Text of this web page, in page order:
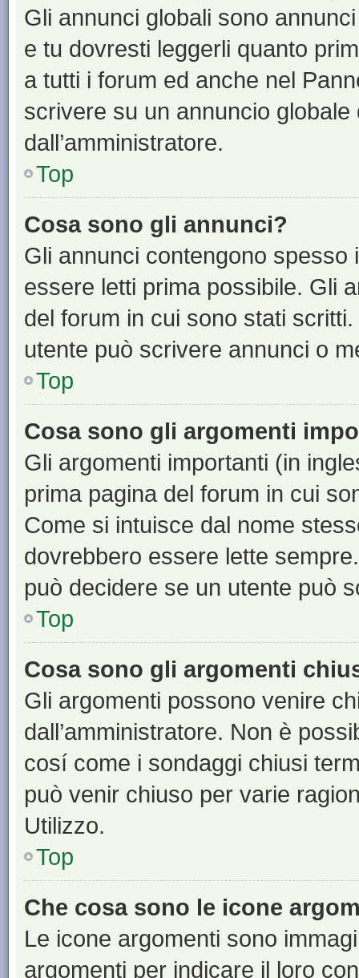
Gli annunci globali sono
e tu dovresti leggerli quanto
a tutti i forum ed anche nel
scrivere su un annuncio
dall’amministratore.
Top
Cosa sono gli annunci?
Gli annunci contengono
essere letti prima possibile. Gli
del forum in cui sono stati
utente può scrivere annunci o
Top
Cosa sono gli argomenti
Gli argomenti importanti (in
prima pagina del forum in cui
Come si intuisce dal nome
dovrebbero essere lette
può decidere se un utente può
Top
Cosa sono gli argomenti
Gli argomenti possono venire
dall’amministratore. Non è
cosí come i sondaggi chiusi
può venir chiuso per varie
Utilizzo.
Top
Che cosa sono le icone
Le icone argomenti sono
argomenti per indicare il loro